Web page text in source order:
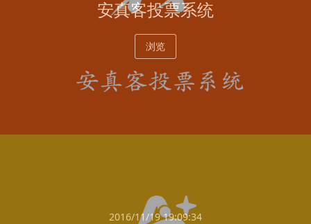
安真客投票系统
浏览
2016/11/19 19:09:34